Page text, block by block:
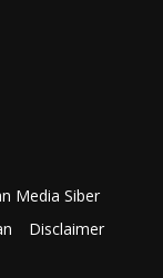
Media Siber
Disclaimer